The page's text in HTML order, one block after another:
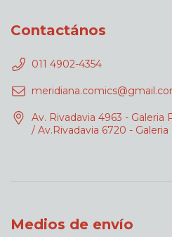
Contactános
011 4902-4354
Av. Rivadavia 4963 - Galeria
/ Av.Rivadavia 6720 -
Medios de envío